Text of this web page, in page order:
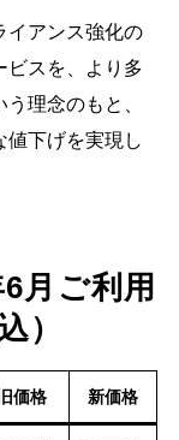
イアンス強化の
ビスを、より多
理念のもと、
値下げを実現し
月ご利用
）
旧価格 新価格